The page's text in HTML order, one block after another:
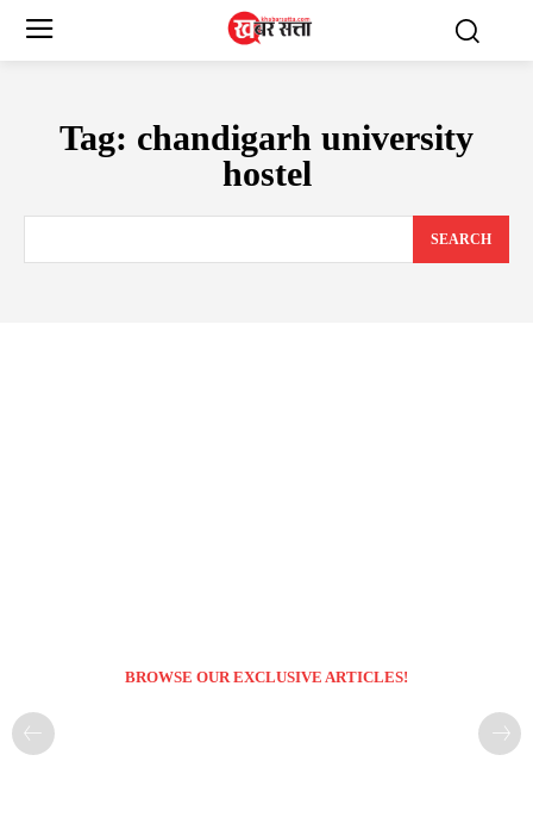
Tag: chandigarh university
hostel
SEARCH
BROWSE OUR EXCLUSIVE ARTICLES!